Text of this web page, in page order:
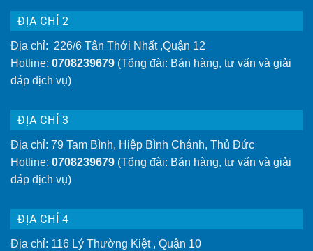
ĐỊA CHỈ 2
Địa chỉ: 226/6 Tân Thới Nhất ,Quận 12
Hotline: 0708239679 (Tổng đài: Bán hàng, tư vấn và giải
đáp dịch vụ)
ĐỊA CHỈ 3
Địa chỉ: 79 Tam Bình, Hiệp Bình Chánh, Thủ Đức
Hotline: 0708239679 (Tổng đài: Bán hàng, tư vấn và giải
đáp dịch vụ)
ĐỊA CHỈ 4
Địa chỉ: 116 Lý Thường Kiệt , Quận 10